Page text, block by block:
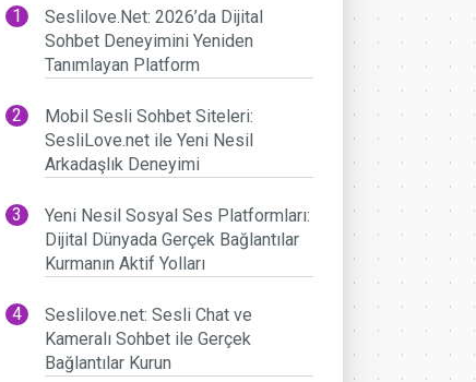
Seslilove.Net: 2026’da Dijital
Sohbet Deneyimini Yeniden
Tanımlayan Platform
Mobil Sesli Sohbet Siteleri:
SesliLove.net ile Yeni Nesil
Arkadaşlık Deneyimi
Yeni Nesil Sosyal Ses Platformları:
Dijital Dünyada Gerçek Bağlantılar
Kurmanın Aktif Yolları
Seslilove.net: Sesli Chat ve
Kameralı Sohbet ile Gerçek
Bağlantılar Kurun